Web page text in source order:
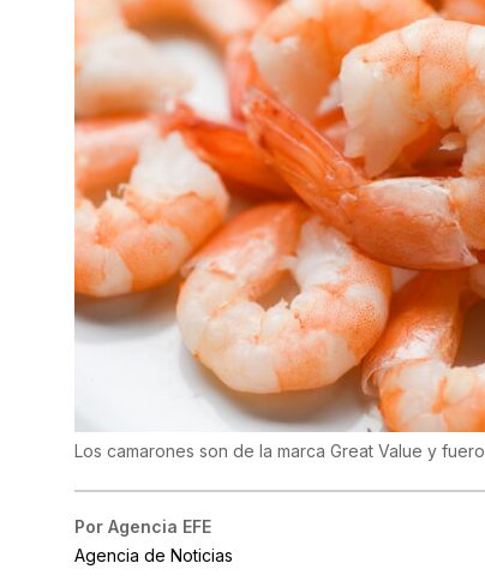
Los camarones son de la marca Great Value y
Por Agencia EFE
Agencia de Noticias